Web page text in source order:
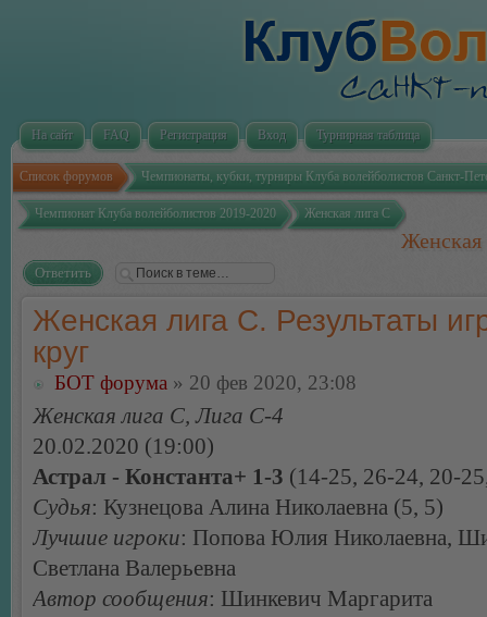
На сайт FAQ Регистрация Вход Турнирная таблица
Список форумов Чемпионаты, кубки, турниры Клуба волейболистов Санкт-
Чемпионат Клуба волейболистов 2019-2020 Женская лига С
Женская
Ответить
Женская лига С. Результаты
круг
БОТ форума » 20 фев 2020, 23:08
Женская лига С, Лига С-4
20.02.2020 (19:00)
Астрал - Константа+ 1-3 (14-25, 26-24, 20-
Судья: Кузнецова Алина Николаевна (5, 5)
Лучшие игроки: Попова Юлия Николаевна,
Светлана Валерьевна
Автор сообщения: Шинкевич Маргарита